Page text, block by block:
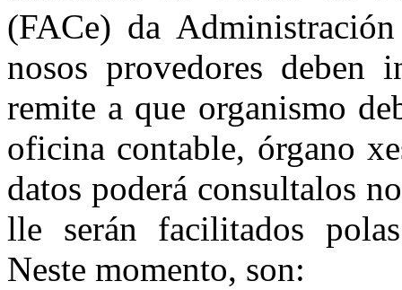
(FACe) da
nosos provedores deben
remite a que organismo
oficina contable, órgano
datos poderá consultalos
lle serán facilitados
Neste momento, son: